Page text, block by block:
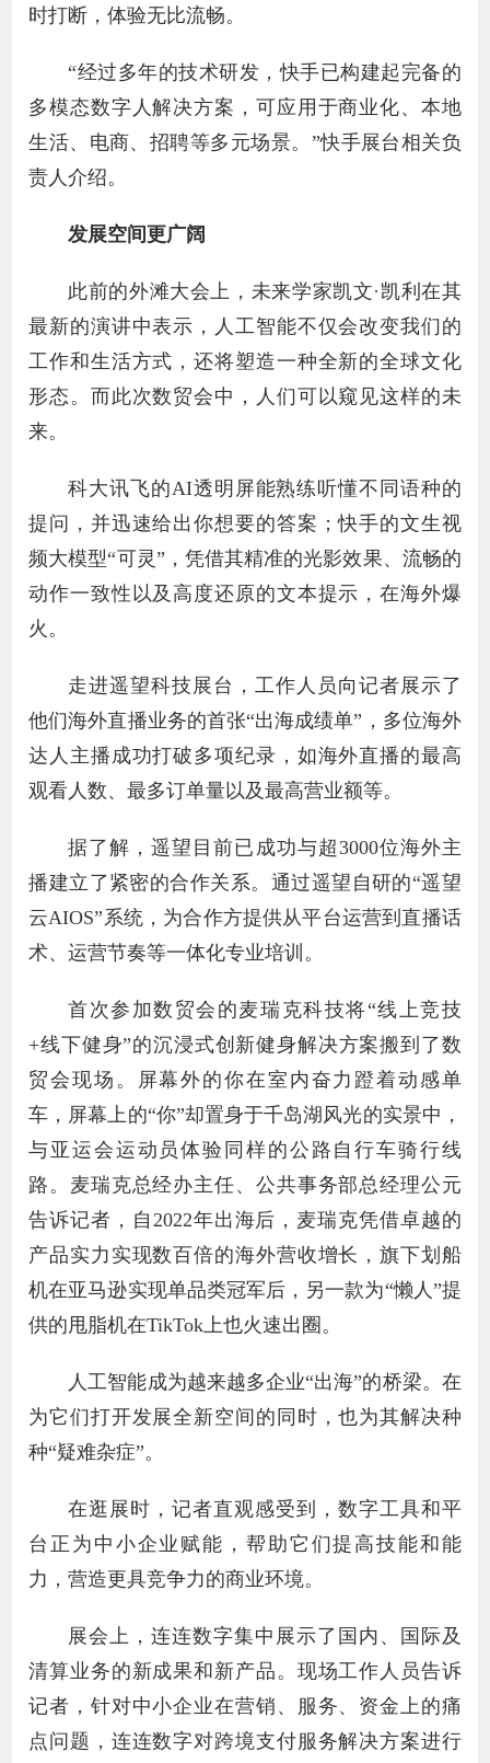
时打断，体验无比流畅。
“经过多年的技术研发，快手已构建起完备的
多模态数字人解决方案，可应用于商业化、本地
生活、电商、招聘等多元场景。”快手展台相关负
责人介绍。
发展空间更广阔
此前的外滩大会上，未来学家凯文·凯利在其
最新的演讲中表示，人工智能不仅会改变我们的
工作和生活方式，还将塑造一种全新的全球文化
形态。而此次数贸会中，人们可以窥见这样的未
来。
科大讯飞的AI透明屏能熟练听懂不同语种的
提问，并迅速给出你想要的答案；快手的文生视
频大模型“可灵”，凭借其精准的光影效果、流畅的
动作一致性以及高度还原的文本提示，在海外爆
火。
走进遥望科技展台，工作人员向记者展示了
他们海外直播业务的首张“出海成绩单”，多位海外
达人主播成功打破多项纪录，如海外直播的最高
观看人数、最多订单量以及最高营业额等。
据了解，遥望目前已成功与超3000位海外主
播建立了紧密的合作关系。通过遥望自研的“遥望
云AIOS”系统，为合作方提供从平台运营到直播话
术、运营节奏等一体化专业培训。
首次参加数贸会的麦瑞克科技将“线上竞技
+线下健身”的沉浸式创新健身解决方案搬到了数
贸会现场。屏幕外的你在室内奋力蹬着动感单
车，屏幕上的“你”却置身于千岛湖风光的实景中，
与亚运会运动员体验同样的公路自行车骑行线
路。麦瑞克总经办主任、公共事务部总经理公元
告诉记者，自2022年出海后，麦瑞克凭借卓越的
产品实力实现数百倍的海外营收增长，旗下划船
机在亚马逊实现单品类冠军后，另一款为“懒人”提
供的甩脂机在TikTok上也火速出圈。
人工智能成为越来越多企业“出海”的桥梁。在
为它们打开发展全新空间的同时，也为其解决种
种“疑难杂症”。
在逛展时，记者直观感受到，数字工具和平
台正为中小企业赋能，帮助它们提高技能和能
力，营造更具竞争力的商业环境。
展会上，连连数字集中展示了国内、国际及
清算业务的新成果和新产品。现场工作人员告诉
记者，针对中小企业在营销、服务、资金上的痛
点问题，连连数字对跨境支付服务解决方案进行